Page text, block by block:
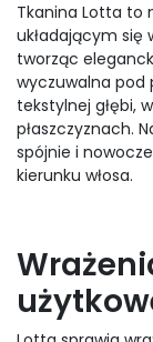
Tkanina Lotta to
układającym się
tworząc
wyczuwalna pod
tekstylnej głębi,
płaszczyznach.
spójnie i
kierunku włosa.